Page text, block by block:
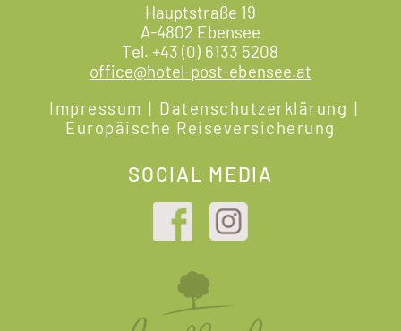
Hauptstraße 19
A-4802 Ebensee
Tel. +43 (0) 6133 5208
office@hotel-post-ebensee.at
Impressum | Datenschutzerklärung |
Europäische Reiseversicherung
SOCIAL MEDIA